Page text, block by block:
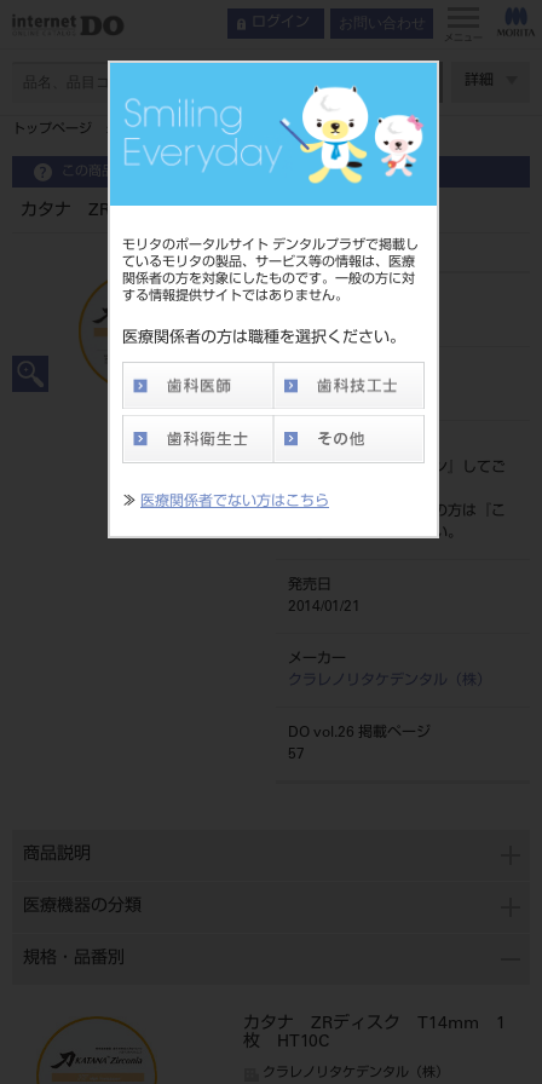
モリタのポータルサイト デンタルプラザで掲載し
ているモリタの製品、サービス等の情報は、医療
関係者の方を対象にしたものです。一般の方に対
する情報提供サイトではありません。
医療関係者の方は職種を選択ください。
≫ 医療関係者でない方はこちら
ログイン お問い合わせ
メニュー
詳細
トップページ カタナ ZRディスク T18mm 1枚 HT12C
この商品に関するお問い合わせ
カタナ ZRディスク T18mm 1枚 HT12C
品目コード
4571215165298
標準価格
価格の確認は『ログイン
』してご
ネット会員登録がまだの方は『
こ
ちら』より登録ください。
発売日
2014/01/21
メーカー
クラレノリタケデンタル（株）
DO vol.26 掲載ページ
57
商品説明
医療機器の分類
規格・品番別
カタナ ZRディスク T14mm 1
枚 HT10C
クラレノリタケデンタル（株）